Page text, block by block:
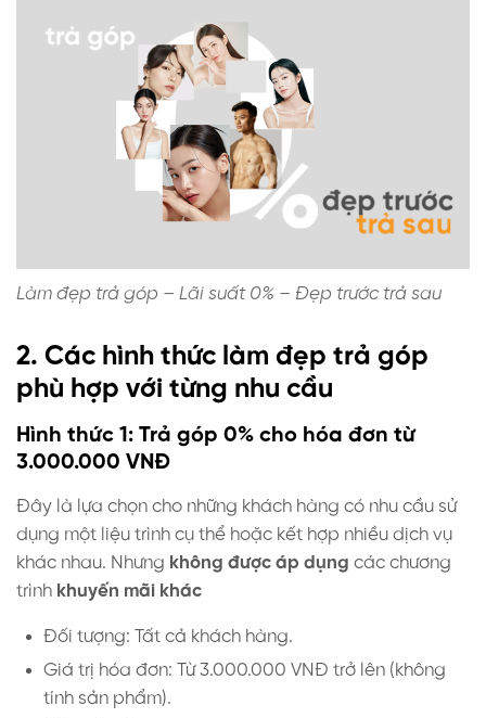
Làm đẹp trả góp – Lãi suất 0% – Đẹp trước trả sau
2. Các hình thức làm đẹp trả góp
phù hợp với từng nhu cầu
Hình thức 1: Trả góp 0% cho hóa đơn từ
3.000.000 VNĐ
Đây là lựa chọn cho những khách hàng có nhu cầu sử
dụng một liệu trình cụ thể hoặc kết hợp nhiều dịch vụ
khác nhau. Nhưng không được áp dụng các chương
trình khuyến mãi khác
Đối tượng: Tất cả khách hàng.
Giá trị hóa đơn: Từ 3.000.000 VNĐ trở lên (không
tính sản phẩm).